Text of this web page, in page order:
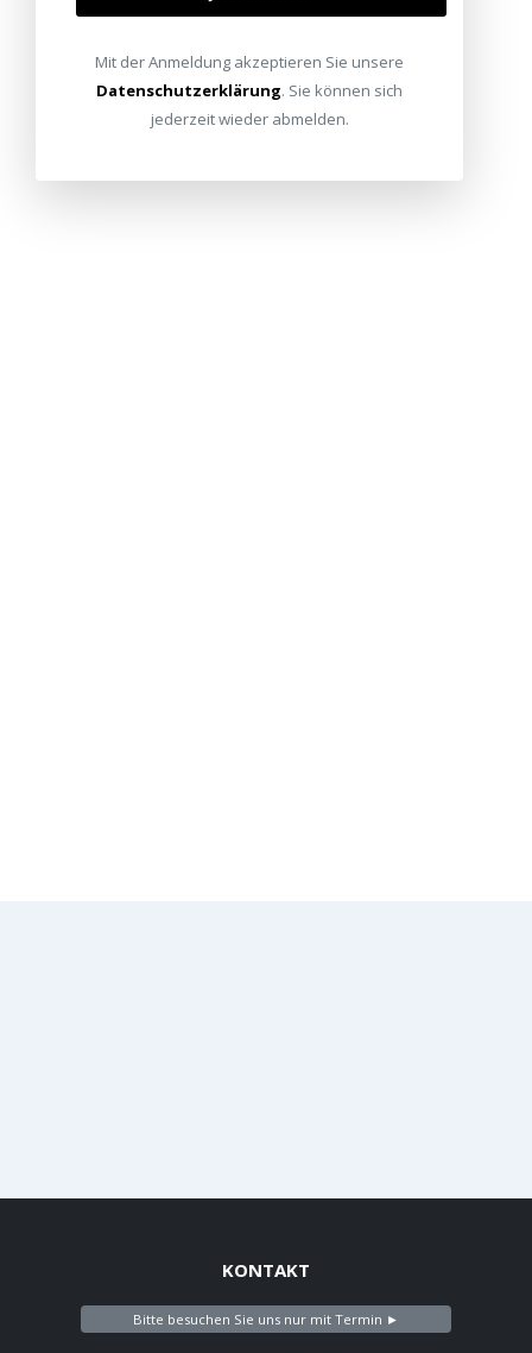
KONTAKT
Bitte besuchen Sie uns nur mit Termin ►
Mit der Anmeldung akzeptieren Sie unsere
Datenschutzerklärung. Sie können sich
jederzeit wieder abmelden.